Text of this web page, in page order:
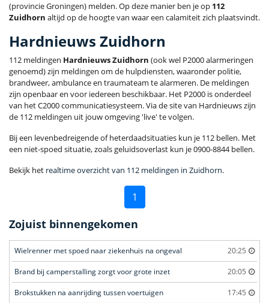
(provincie Groningen) melden. Op deze manier ben je op 112
Zuidhorn altijd op de hoogte van waar een calamiteit zich plaatsvindt.
Hardnieuws Zuidhorn
112 meldingen Hardnieuws Zuidhorn (ook wel P2000 alarmeringen
genoemd) zijn meldingen om de hulpdiensten, waaronder politie,
brandweer, ambulance en traumateam te alarmeren. De meldingen
zijn openbaar en voor iedereen beschikbaar. Het P2000 is onderdeel
van het C2000 communicatiesysteem. Via de site van Hardnieuws zijn
de 112 meldingen uit jouw omgeving 'live' te volgen.
Bij een levenbedreigende of heterdaadsituaties kun je 112 bellen. Met
een niet-spoed situatie, zoals geluidsoverlast kun je 0900-8844 bellen.
Bekijk het realtime overzicht van 112 meldingen in Zuidhorn.
1
Zojuist binnengekomen
Wielrenner met spoed naar ziekenhuis na ongeval 20:25
Brand bij camperstalling zorgt voor grote inzet 20:05
Brokstukken na aanrijding tussen voertuigen 17:45